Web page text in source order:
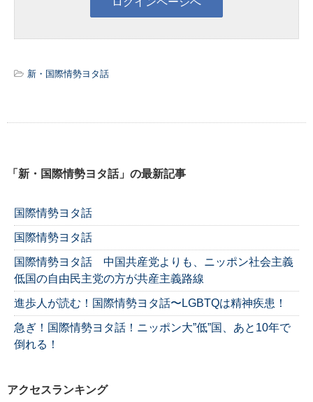
新・国際情勢ヨタ話
「新・国際情勢ヨタ話」の最新記事
国際情勢ヨタ話
国際情勢ヨタ話
国際情勢ヨタ話 中国共産党よりも、ニッポン社会主義
低国の自由民主党の方が共産主義路線
進歩人が読む！国際情勢ヨタ話〜LGBTQは精神疾患！
急ぎ！国際情勢ヨタ話！ニッポン大”低”国、あと10年で
倒れる！
アクセスランキング